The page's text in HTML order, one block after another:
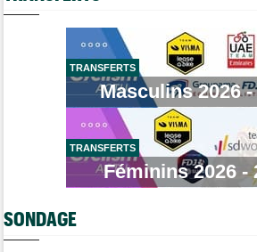
Robert Gesink : "Le cyclisme moderne est
Tour de France Femmes
Kasia Niewiadoma, furieuse : "Célia Gery
Tour de Burgos
La poisse continue pour Jarno Widar,
TRANSFERTS
Masculins 2026 -
TRANSFERTS
Féminins 2026 -
SONDAGE